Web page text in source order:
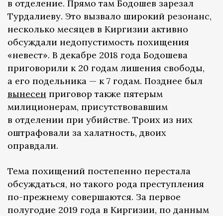
в отделение. Прямо там Бодошев зарезал
Турдалиеву. Это вызвало широкий резонанс,
несколько месяцев в Киргизии активно
обсуждали недопустимость похищения
«невест». В декабре 2018 года Бодошева
приговорили к 20 годам лишения свободы,
а его подельника — к 7 годам. Позднее был
вынесен приговор также пятерым
милиционерам, присутствовавшим
в отделении при убийстве. Троих из них
оштрафовали за халатность, двоих
оправдали.
Тема похищений постепенно перестала
обсуждаться, но такого рода преступления
по-прежнему совершаются. За первое
полугодие 2019 года в Киргизии, по данным